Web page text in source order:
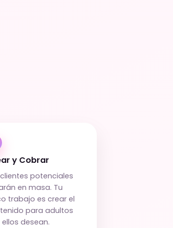
y Cobrar
potenciales
en masa. Tu
trabajo es crear el
para adultos
desean.